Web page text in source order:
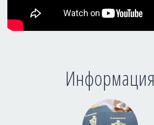
Информация